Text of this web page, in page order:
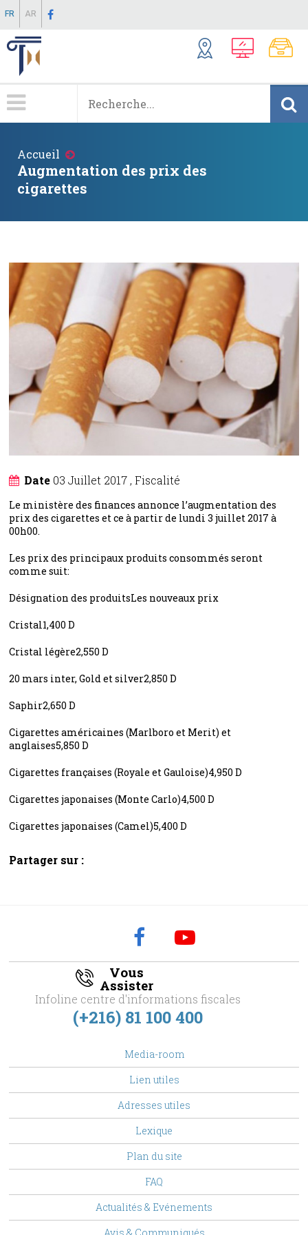
au
contenu
principal
FR AR
Principale
Fil
d'Ariane
Accueil
Augmentation des prix des
cigarettes
Date 03 Juillet 2017 ,Fiscalité
Le ministère des finances annonce l’augmentation des
prix des cigarettes et ce à partir de lundi 3 juillet 2017 à
00h00.
Les prix des principaux produits consommés seront
comme suit:
Désignation des produitsLes nouveaux prix
Cristal1,400 D
Cristal légère2,550 D
20 mars inter, Gold et silver2,850 D
Saphir2,650 D
Cigarettes américaines (Marlboro et Merit) et
anglaises5,850 D
Cigarettes françaises (Royale et Gauloise)4,950 D
Cigarettes japonaises (Monte Carlo)4,500 D
Cigarettes japonaises (Camel)5,400 D
Partager sur :
Vous
Assister
Infoline centre d'informations fiscales
(+216) 81 100 400
Media-room
Lien utiles
Adresses utiles
Lexique
Plan du site
FAQ
Actualités & Evénements